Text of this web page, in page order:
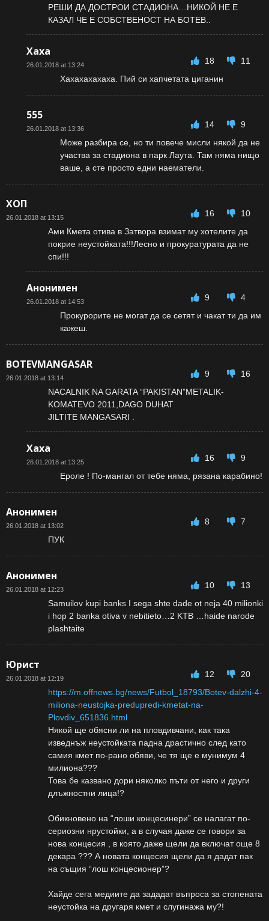
РЕШИ ДА ДОСТРОИ СТАДИОНА…НИКОЙ НЕ Е
КАЗАЛ ЧЕ Е СОБСТВЕНОСТ НА БОТЕВ..
Хаха
26.01.2018 at 13:24 18
11
Хахахахахаха. Пий си хапчетата циганин
555
26.01.2018 at 13:36 14
9
Може разбира се, но ти повече мисли някой да не
участва за стадиона в парк Лаута. Там няма нищо
ваше, а сте просто едни наематели.
ХОП
26.01.2018 at 13:15 16
10
Ами Кмета отива в Затвора взимат му хотелите да
покрие неустойката!!!Лесно и прокуратурата да не
спи!!!
Анонимен
26.01.2018 at 14:53 9
4
Прокурорите не могат да се сетят и чакат ти да им
кажеш.
BOTEVMANGASAR
26.01.2018 at 13:14 9
16
NACALNIK NA GARATA “PAKISTAN”METALIK-
KOMATEVO 2011,DAGO DUHAT
JILTITE MANGASARI .
Хаха
26.01.2018 at 13:25 16
9
Ероле ! По-мангал от тебе няма, рязана карабино!
Анонимен
26.01.2018 at 13:02 8
7
ПУК
Анонимен
26.01.2018 at 12:23 10
13
Samuilov kupi banks I sega shte dade ot neja 40 milionki
i hop 2 banka otiva v nebitieto…2 KTB …haide narode
plashtaite
Юрист
26.01.2018 at 12:19 12
20
https://m.offnews.bg/news/Futbol_18793/Botev-dalzhi-4-
miliona-neustojka-predupredi-kmetat-na-
Plovdiv_651836.html
Някой ще обясни ли на пловдивчани, как така
изведнъж неустойката падна драстично след като
самия кмет по-рано обяви, че тя ще е мунимум 4
милиона???
Това бе казвано дори няколко пъти от него и други
длъжностни лица!?
Обикновено на “лоши концесинери” се налагат по-
сериозни нрустойки, а в случая даже се говори за
нова концесия , в която даже щели да включат още 8
декара ??? А новата концесия щели да я дадат пак
на същия “лош концесионер”?
Хайде сега медиите да зададат въпроса за стопената
неустойка на другаря кмет и слугинажа му?!